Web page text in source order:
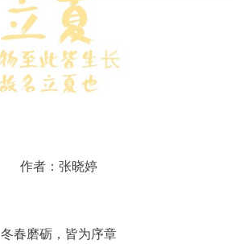
作者：张晓婷
冬春磨砺，皆为序章